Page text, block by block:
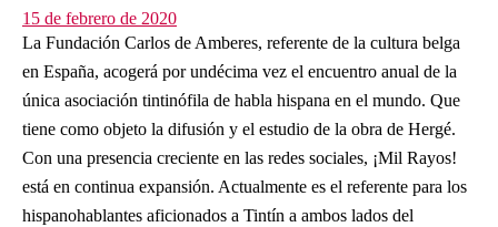
15 de febrero de 2020
La Fundación Carlos de Amberes, referente de la cultura belga
en España, acogerá por undécima vez el encuentro anual de la
única asociación tintinófila de habla hispana en el mundo. Que
tiene como objeto la difusión y el estudio de la obra de Hergé.
Con una presencia creciente en las redes sociales, ¡Mil Rayos!
está en continua expansión. Actualmente es el referente para los
hispanohablantes aficionados a Tintín a ambos lados del